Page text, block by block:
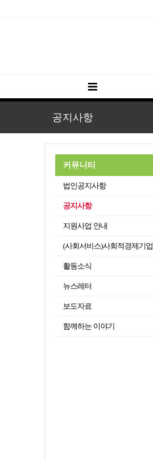
공지사항
커뮤니티
법인공지사항
공지사항
지원사업 안내
(사회서비스)사회적경제기업
활동소식
뉴스레터
보도자료
함께하는 이야기